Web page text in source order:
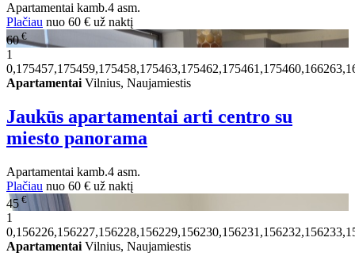
Apartamentai kamb.4 asm.
Plačiau nuo 60 € už naktį
60 €
1
Apartamentai Vilnius, Naujamiestis
Jaukūs apartamentai arti centro su
miesto panorama
Apartamentai kamb.4 asm.
Plačiau nuo 60 € už naktį
45 €
1
Apartamentai Vilnius, Naujamiestis